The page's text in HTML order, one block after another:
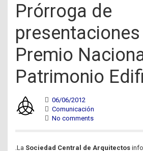
Prórroga de
presentaciones
Premio
Patrimonio
06/06/2012
Comunicación
No comments
.La Sociedad Central de Arquitectos